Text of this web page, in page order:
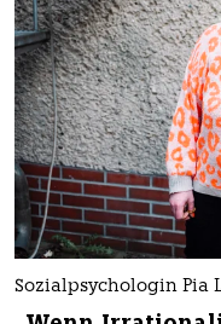
Sozialpsychologin Pia